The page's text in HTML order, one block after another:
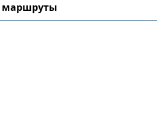
маршруты